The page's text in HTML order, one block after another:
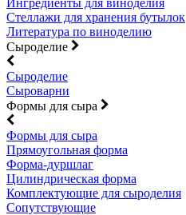
Ингредиенты для виноделия
Стеллажи для хранения бутылок
Литература по виноделию
Сыроделие
Сыроделие
Сыроварни
Формы для сыра
Формы для сыра
Прямоугольная форма
Форма-дуршлаг
Цилиндрическая форма
Комплектующие для сыроделия
Сопутствующие